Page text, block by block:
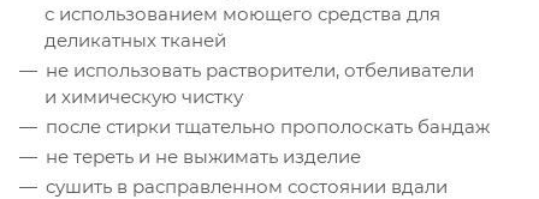
с использованием моющего средства для
деликатных тканей
не использовать растворители, отбеливатели
и химическую чистку
после стирки тщательно прополоскать бандаж
не тереть и не выжимать изделие
сушить в расправленном состоянии вдали